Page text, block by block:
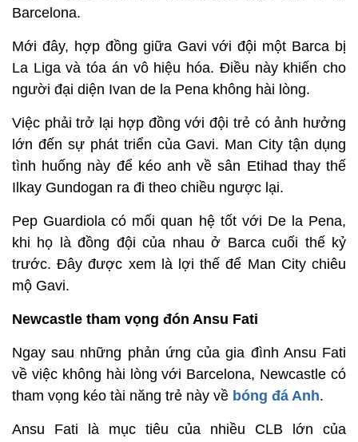
Barcelona.
Mới đây, hợp đồng giữa Gavi với đội một Barca bị
La Liga và tóa án vô hiệu hóa. Điều này khiến cho
người đại diện Ivan de la Pena không hài lòng.
Việc phải trở lại hợp đồng với đội trẻ có ảnh hưởng
lớn đến sự phát triển của Gavi. Man City tận dụng
tình huống này để kéo anh về sân Etihad thay thế
Ilkay Gundogan ra đi theo chiều ngược lại.
Pep Guardiola có mối quan hệ tốt với De la Pena,
khi họ là đồng đội của nhau ở Barca cuối thế kỷ
trước. Đây được xem là lợi thế để Man City chiêu
mộ Gavi.
Newcastle tham vọng đón Ansu Fati
Ngay sau những phản ứng của gia đình Ansu Fati
về việc không hài lòng với Barcelona, Newcastle có
tham vọng kéo tài năng trẻ này về bóng đá Anh.
Ansu Fati là mục tiêu của nhiều CLB lớn của